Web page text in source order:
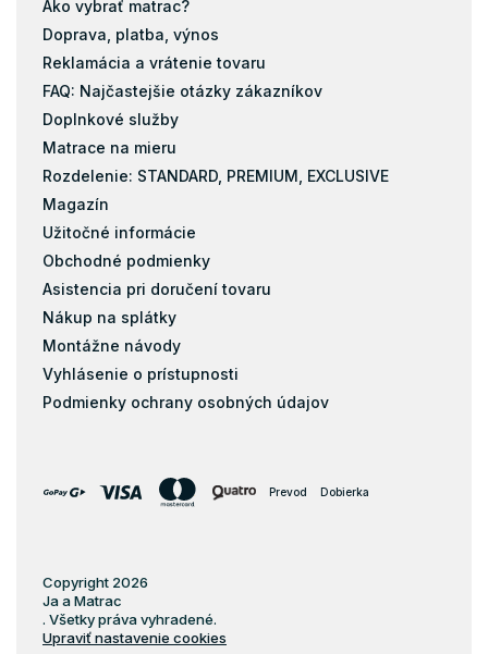
Matrace 200x180
Matrace 200x200
Matrace 120x184
Latex
Pohánkové matrace
pohankove-matrace
Pružiny
Latexové matrace 70x120
Latexové matrace 70x160
Ako vybrať matrac?
Doprava, platba, výnos
Reklamácia a vrátenie tovaru
FAQ: Najčastejšie otázky zákazníkov
Doplnkové služby
Matrace na mieru
Rozdelenie: STANDARD, PREMIUM, EXCLUSIVE
Magazín
Užitočné informácie
Obchodné podmienky
Asistencia pri doručení tovaru
Nákup na splátky
Montážne návody
Vyhlásenie o prístupnosti
Podmienky ochrany osobných údajov
Prevod Dobierka
Copyright 2026
Ja a Matrac
. Všetky práva vyhradené.
Upraviť nastavenie cookies